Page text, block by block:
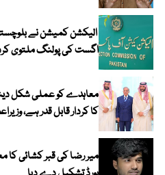
اگست کی پولنگ ملتوی
معاہدے کو عملی شکل
کا کردار قابل قدر ہے،
میر رضا کی قبر کشائی کا